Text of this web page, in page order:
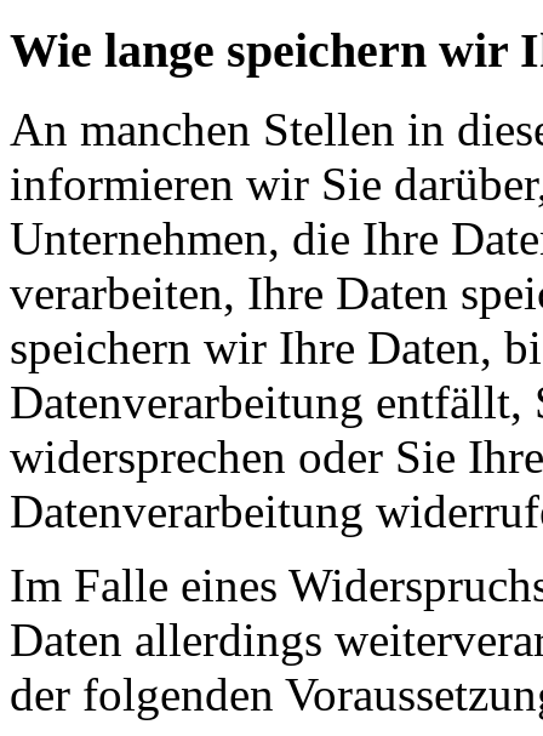
Wie lange speichern wir
An manchen Stellen in
informieren wir Sie
Unternehmen, die Ihre
verarbeiten, Ihre Daten
speichern wir Ihre Daten,
Datenverarbeitung entfällt,
widersprechen oder Sie
Datenverarbeitung
Im Falle eines
Daten allerdings
der folgenden